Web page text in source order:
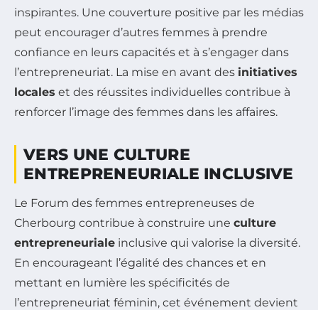
inspirantes. Une couverture positive par les médias
peut encourager d’autres femmes à prendre
confiance en leurs capacités et à s’engager dans
l’entrepreneuriat. La mise en avant des initiatives
locales et des réussites individuelles contribue à
renforcer l’image des femmes dans les affaires.
VERS UNE CULTURE
ENTREPRENEURIALE INCLUSIVE
Le Forum des femmes entrepreneuses de
Cherbourg contribue à construire une culture
entrepreneuriale inclusive qui valorise la diversité.
En encourageant l’égalité des chances et en
mettant en lumière les spécificités de
l’entrepreneuriat féminin, cet événement devient